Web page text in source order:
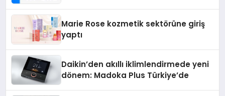
Marie Rose kozmetik sektörüne giriş
yaptı
Daikin’den akıllı iklimlendirmede yeni
dönem: Madoka Plus Türkiye’de